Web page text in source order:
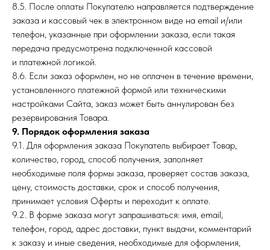
8.5. После оплаты Покупателю направляется подтверждение
заказа и кассовый чек в электронном виде на email и/или
телефон, указанные при оформлении заказа, если такая
передача предусмотрена подключенной кассовой
и платежной логикой.
8.6. Если заказ оформлен, но не оплачен в течение времени,
установленного платежной формой или техническими
настройками Сайта, заказ может быть аннулирован без
резервирования Товара.
9. Порядок оформления заказа
9.1. Для оформления заказа Покупатель выбирает Товар,
количество, город, способ получения, заполняет
необходимые поля формы заказа, проверяет состав заказа,
цену, стоимость доставки, срок и способ получения,
принимает условия Оферты и переходит к оплате.
9.2. В форме заказа могут запрашиваться: имя, email,
телефон, город, адрес доставки, пункт выдачи, комментарий
к заказу и иные сведения, необходимые для оформления,